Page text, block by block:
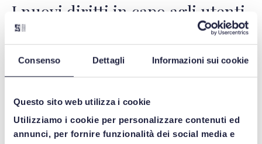
Consenso Dettagli Informazioni sui cookie
Questo sito web utilizza i cookie
Utilizziamo i cookie per personalizzare contenuti ed
annunci, per fornire funzionalità dei social media e
I nuovi diritti in capo agli utenti
A fronte dei nuovi obblighi in capo al titolare dei dati
sorgono nuovi diritti in capo alla figura dell’utente. L’utente
ex Data Act è “una persona fisica o giuridica che possiede un
contrattualmente diritti temporanei di utilizzo di tale
prodotto connesso o che riceve un servizio correlati”
(articolo 2 lett. 12). Il considerando 18 del Data Act